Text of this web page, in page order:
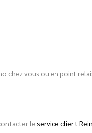
chez vous ou en point
le service client